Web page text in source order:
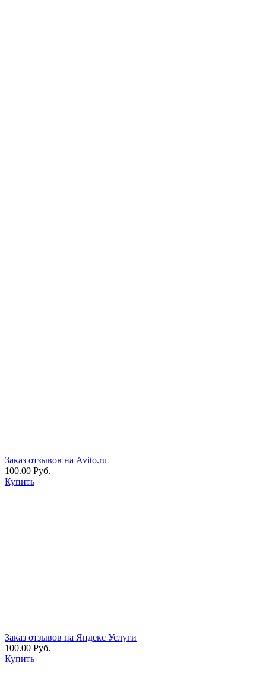
Заказ отзывов на Avito.ru
100.00 Руб.
Купить
Заказ отзывов на Яндекс Услуги
100.00 Руб.
Купить